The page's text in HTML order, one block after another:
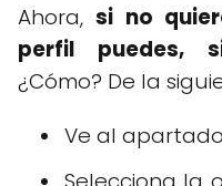
Ahora,si no
perfil puedes,
¿Cómo? De la
Ve al apartado